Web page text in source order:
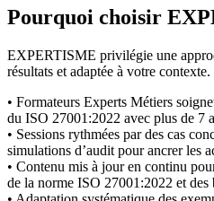
Pourquoi choisir
EXPERTISME privilégie une
résultats et adaptée à votre contexte.
• Formateurs Experts Métiers
du ISO 27001:2022 avec plus de 7
• Sessions rythmées par des cas
simulations d’audit pour ancrer les
• Contenu mis à jour en continu
de la norme ISO 27001:2022 et des